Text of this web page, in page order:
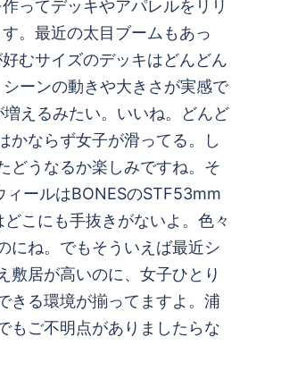
ってデッキやアパレルをリリ
。最近の太目ブームもあっ
むサイズのデッキはどんどん
ーンの動きや大きさが実感で
えるみたい。いいね。どんど
かならず女子が滑ってる。し
どうなるか楽しみですね。そ
ィールはBONESのSTF53mm
こにも手抜きがないよ。色々
にね。でもそういえば最近シ
敷居が高いのに、女子ひとり
きる環境が揃ってますよ。浦
もご不明点がありましたらな